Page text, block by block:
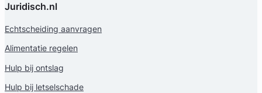
Juridisch.nl
Echtscheiding aanvragen
Alimentatie regelen
Hulp bij ontslag
Hulp bij letselschade